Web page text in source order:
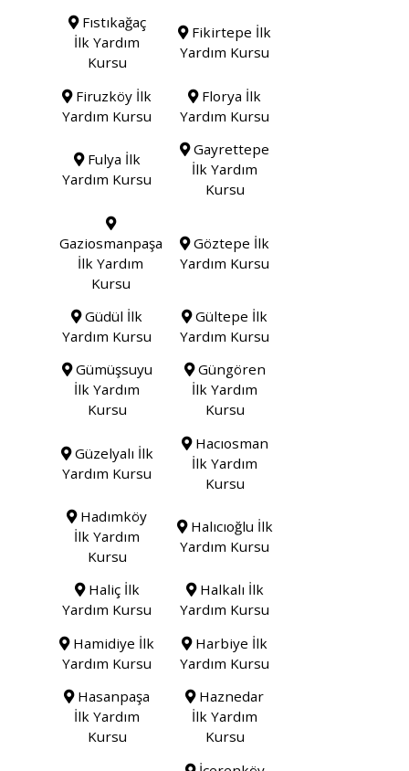
Fıstıkağaç
İlk Yardım
Kursu
Fikirtepe İlk
Yardım Kursu
Firuzköy İlk
Yardım Kursu
Florya İlk
Yardım Kursu
Fulya İlk
Yardım Kursu
Gayrettepe
İlk Yardım
Kursu
Gaziosmanpaşa
İlk Yardım
Kursu
Göztepe İlk
Yardım Kursu
Güdül İlk
Yardım Kursu
Gültepe İlk
Yardım Kursu
Gümüşsuyu
İlk Yardım
Kursu
Güngören
İlk Yardım
Kursu
Güzelyalı İlk
Yardım Kursu
Hacıosman
İlk Yardım
Kursu
Hadımköy
İlk Yardım
Kursu
Halıcıoğlu İlk
Yardım Kursu
Haliç İlk
Yardım Kursu
Halkalı İlk
Yardım Kursu
Hamidiye İlk
Yardım Kursu
Harbiye İlk
Yardım Kursu
Hasanpaşa
İlk Yardım
Kursu
Haznedar
İlk Yardım
Kursu